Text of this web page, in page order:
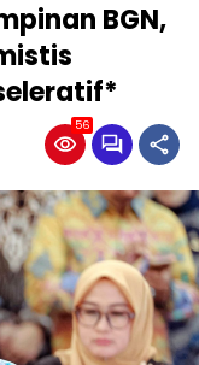
BGN,
56